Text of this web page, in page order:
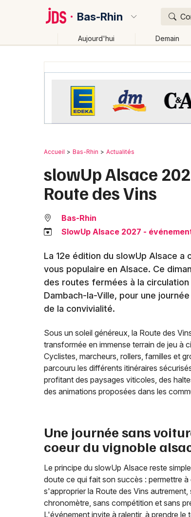
Bas-Rhin
Aujourd'hui Demain
Accueil Bas-Rhin Actualités
slowUp Alsace
Route des Vins
Bas-Rhin
SlowUp Alsace 2027 -
La 12e édition du slowUp Alsace
vous populaire en Alsace. Ce
des routes fermées à la
Dambach-la-Ville, pour une
de la convivialité.
Sous un soleil généreux, la Route des
transformée en immense terrain de jeu à
Cyclistes, marcheurs, rollers, familles et
parcouru les différents itinéraires
profitant des paysages viticoles, des
des animations proposées dans les
Une journée sans
coeur du vignoble
Le principe du slowUp Alsace reste
doute ce qui fait son succès : permettre à
s'approprier la Route des Vins autrement,
chronomètre, sans compétition et sans
L'événement invite à ralentir, à prendre le
Bas-Rhin (67) Alsace Partout